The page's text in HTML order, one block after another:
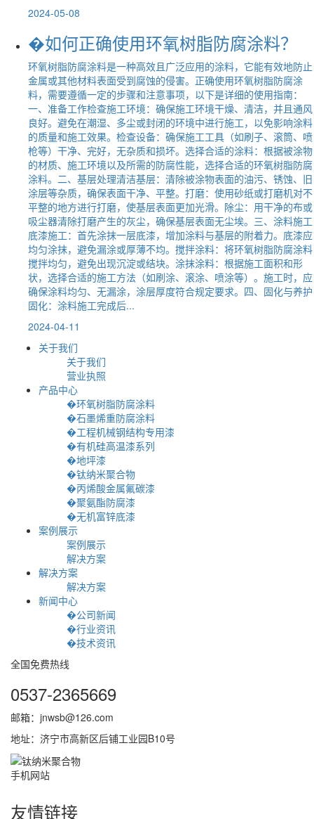
2024-05-08
�如何正确使用环氧树脂防腐涂料？
环氧树脂防腐涂料是一种高效且广泛应用的涂料，它能有效地防止
金属或其他材料表面受到腐蚀的侵害。正确使用环氧树脂防腐涂
料，需要遵循一定的步骤和注意事项，以下是详细的使用指南：
一、准备工作检查施工环境：确保施工环境干燥、清洁，并且通风
良好。避免在潮湿、多尘或封闭的环境中进行施工，以免影响涂料
的质量和施工效果。检查设备：确保施工工具（如刷子、滚筒、喷
枪等）干净、完好，无杂质和损坏。选择合适的涂料：根据被涂物
的材质、施工环境以及所需的防腐性能，选择合适的环氧树脂防腐
涂料。二、基层处理清洁基层：清除被涂物表面的油污、锈蚀、旧
涂层等杂质，确保表面干净、平整。打磨：使用砂纸或打磨机对不
平整的地方进行打磨，使基层表面更加光滑。除尘：用干净的布或
吸尘器清除打磨产生的灰尘，确保基层表面无尘埃。三、涂料施工
底漆施工：首先涂抹一层底漆，增加涂料与基层的附着力。底漆应
均匀涂抹，避免漏涂或厚薄不均。搅拌涂料：将环氧树脂防腐涂料
搅拌均匀，避免出现沉淀或结块。涂抹涂料：根据施工面积和形
状，选择合适的施工方法（如刷涂、滚涂、喷涂等）。施工时，应
确保涂料均匀、无漏涂，涂层厚度符合规定要求。四、固化与养护
固化：涂料施工完成后...
2024-04-11
关于我们
关于我们
营业执照
产品中心
�环氧树脂防腐涂料
�石墨烯重防腐涂料
�工程机械钢结构专用漆
�有机硅高温漆系列
�地坪漆
�钛纳米聚合物
�丙烯酸金属氟碳漆
�聚氨酯防腐漆
�无机富锌底漆
案例展示
案例展示
解决方案
解决方案
解决方案
新闻中心
�公司新闻
�行业资讯
�技术资讯
全国免费热线
0537-2365669
邮箱：jnwsb@126.com
地址：济宁市高新区后铺工业园B10号
手机网站
友情链接